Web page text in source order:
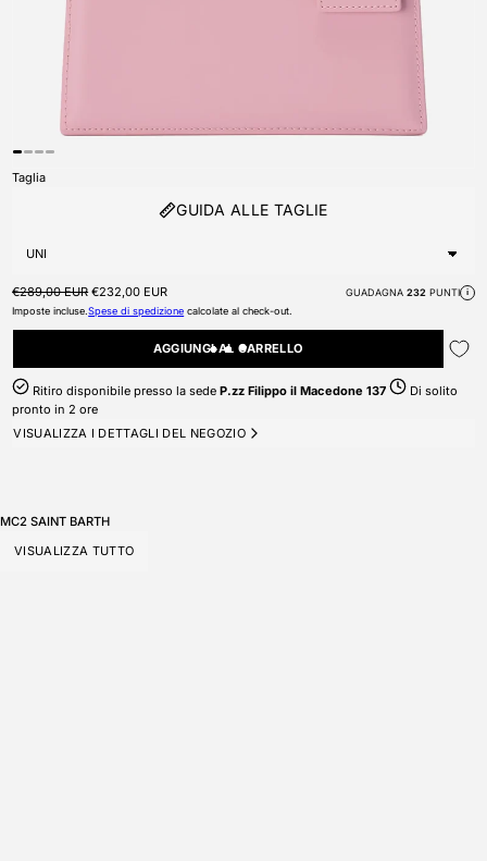
Taglia
GUIDA ALLE TAGLIE
Prezzo di listino
€289,00 EUR Prezzo scontato
€232,00 EUR GUADAGNA 232 PUNTI i
Imposte incluse.Spese di spedizione calcolate al check-out.
AGGIUNGI AL CARRELLO
Ritiro disponibile presso la sedeP.zz Filippo il Macedone 137
Di solito
pronto in 2 ore
VISUALIZZA I DETTAGLI DEL NEGOZIO
MC2 SAINT BARTH
VISUALIZZA TUTTO